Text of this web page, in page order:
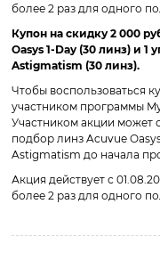
более 2 раз для одного
Купон на скидку 2 000
Oasys 1-Day (30 линз) и 1
Astigmatism (30 линз).
Чтобы воспользоваться
участником программы
Участником акции может
подбор линз Acuvue
Astigmatism до начала
Акция действует с
более 2 раз для одного